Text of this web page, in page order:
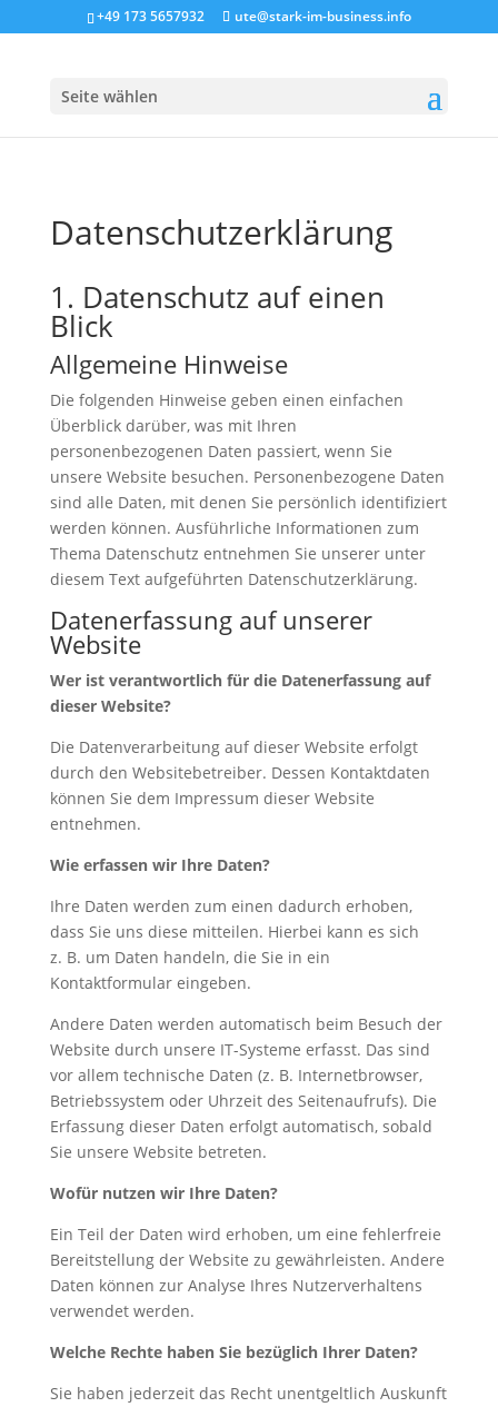
+49 173 5657932 ute@stark-im-business.info
Seite wählen
Datenschutzerklärung
1. Datenschutz auf einen
Blick
Allgemeine Hinweise
Die folgenden Hinweise geben einen einfachen
Überblick darüber, was mit Ihren
personenbezogenen Daten passiert, wenn Sie
unsere Website besuchen. Personenbezogene Daten
sind alle Daten, mit denen Sie persönlich identifiziert
werden können. Ausführliche Informationen zum
Thema Datenschutz entnehmen Sie unserer unter
diesem Text aufgeführten Datenschutzerklärung.
Datenerfassung auf unserer
Website
Wer ist verantwortlich für die Datenerfassung auf
dieser Website?
Die Datenverarbeitung auf dieser Website erfolgt
durch den Websitebetreiber. Dessen Kontaktdaten
können Sie dem Impressum dieser Website
entnehmen.
Wie erfassen wir Ihre Daten?
Ihre Daten werden zum einen dadurch erhoben,
dass Sie uns diese mitteilen. Hierbei kann es sich
z. B. um Daten handeln, die Sie in ein
Kontaktformular eingeben.
Andere Daten werden automatisch beim Besuch der
Website durch unsere IT-Systeme erfasst. Das sind
vor allem technische Daten (z. B. Internetbrowser,
Betriebssystem oder Uhrzeit des Seitenaufrufs). Die
Erfassung dieser Daten erfolgt automatisch, sobald
Sie unsere Website betreten.
Wofür nutzen wir Ihre Daten?
Ein Teil der Daten wird erhoben, um eine fehlerfreie
Bereitstellung der Website zu gewährleisten. Andere
Daten können zur Analyse Ihres Nutzerverhaltens
verwendet werden.
Welche Rechte haben Sie bezüglich Ihrer Daten?
Sie haben jederzeit das Recht unentgeltlich Auskunft